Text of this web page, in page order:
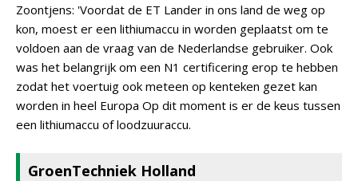
Zoontjens: 'Voordat de ET Lander in ons land de weg op
kon, moest er een lithiumaccu in worden geplaatst om te
voldoen aan de vraag van de Nederlandse gebruiker. Ook
was het belangrijk om een N1 certificering erop te hebben
zodat het voertuig ook meteen op kenteken gezet kan
worden in heel Europa Op dit moment is er de keus tussen
een lithiumaccu of loodzuuraccu.
GroenTechniek Holland